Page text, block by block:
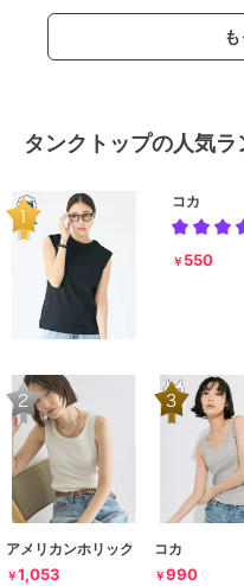
タンクトップの人気ラ
コカ
￥ 550
アメリカンホリック
￥1,053
コカ
￥990